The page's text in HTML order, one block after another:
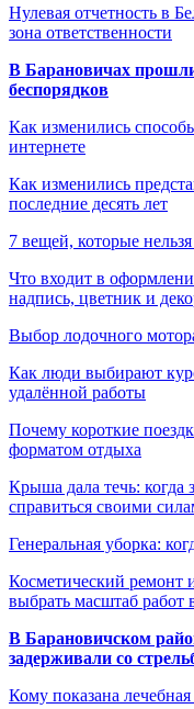
Нулевая отчетность в
зона ответственности
В Барановичах
беспорядков
Как изменились
интернете
Как изменились
последние десять лет
7 вещей, которые
Что входит в
надпись, цветник и
Выбор лодочного
Как люди выбирают
удалённой работы
Почему короткие
форматом отдыха
Крыша дала течь: когда
справиться своими
Генеральная уборка:
Косметический ремонт
выбрать масштаб работ
В Барановичском
задерживали со
Кому показана